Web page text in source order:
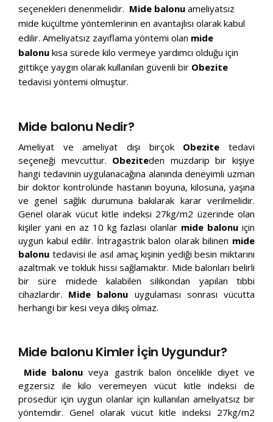
seçenekleri denenmelidir. Mide balonu ameliyatsız
mide küçültme yöntemlerinin en avantajlısı olarak kabul
edilir. Ameliyatsız zayıflama yöntemi olan mide
balonu kısa sürede kilo vermeye yardımcı olduğu için
gittikçe yaygın olarak kullanılan güvenli bir Obezite
tedavisi yöntemi olmuştur.
Mide balonu Nedir?
Ameliyat ve ameliyat dışı birçok Obezite tedavi
seçeneği mevcuttur. Obeziteden muzdarip bir kişiye
hangi tedavinin uygulanacağına alanında deneyimli uzman
bir doktor kontrolünde hastanın boyuna, kilosuna, yaşına
ve genel sağlık durumuna bakılarak karar verilmelidir.
Genel olarak vücut kitle indeksi 27kg/m2 üzerinde olan
kişiler yani en az 10 kg fazlası olanlar mide balonu için
uygun kabul edilir. İntragastrik balon olarak bilinen mide
balonu tedavisi ile asıl amaç kişinin yediği besin miktarını
azaltmak ve tokluk hissi sağlamaktır. Mide balonları belirli
bir süre midede kalabilen silikondan yapılan tıbbi
cihazlardır. Mide balonu uygulaması sonrası vücutta
herhangi bir kesi veya dikiş olmaz.
Mide balonu Kimler İçin Uygundur?
Mide balonu veya gastrik balon öncelikle diyet ve
egzersiz ile kilo veremeyen vücut kitle indeksi de
prosedür için uygun olanlar için kullanılan ameliyatsız bir
yöntemdir. Genel olarak vücut kitle indeksi 27kg/m2